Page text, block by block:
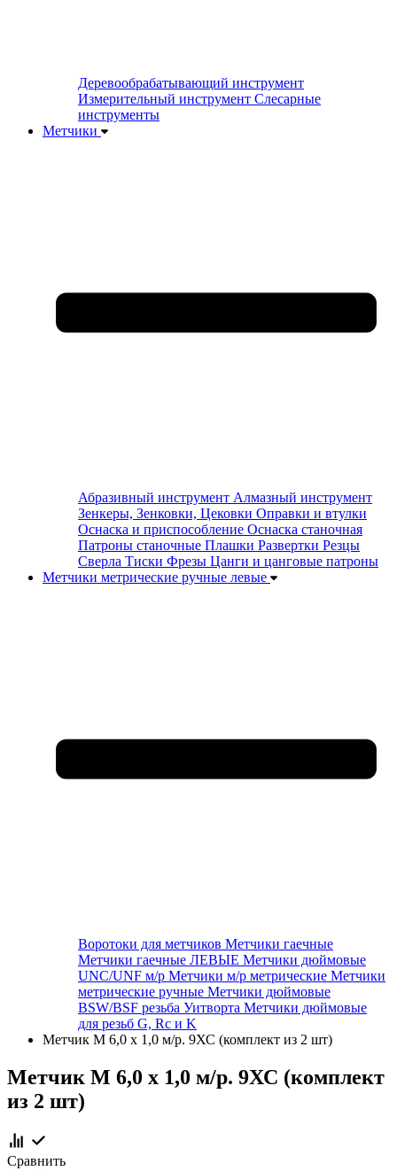
Деревообрабатывающий инструмент
Измерительный инструмент Слесарные
инструменты
Метчики
Абразивный инструмент Алмазный инструмент
Зенкеры, Зенковки, Цековки Оправки и втулки
Оснаска и приспособление Оснаска станочная
Патроны станочные Плашки Развертки Резцы
Сверла Тиски Фрезы Цанги и цанговые патроны
Метчики метрические ручные левые
Воротоки для метчиков Метчики гаечные
Метчики гаечные ЛЕВЫЕ Метчики дюймовые
UNC/UNF м/р Метчики м/р метрические Метчики
метрические ручные Метчики дюймовые
BSW/BSF резьба Уитворта Метчики дюймовые
для резьб G, Rc и K
Метчик М 6,0 х 1,0 м/р. 9ХС (комплект из 2 шт)
Метчик М 6,0 х 1,0 м/р. 9ХС (комплект
из 2 шт)
Сравнить